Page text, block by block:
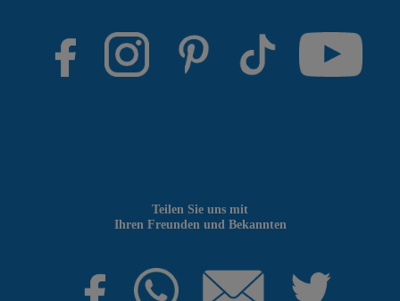
Teilen Sie uns mit
Ihren Freunden und Bekannten